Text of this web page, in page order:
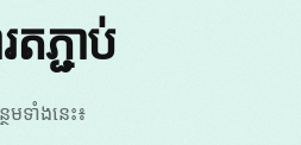
ភ្ជាប់
ទាំងនេះ៖